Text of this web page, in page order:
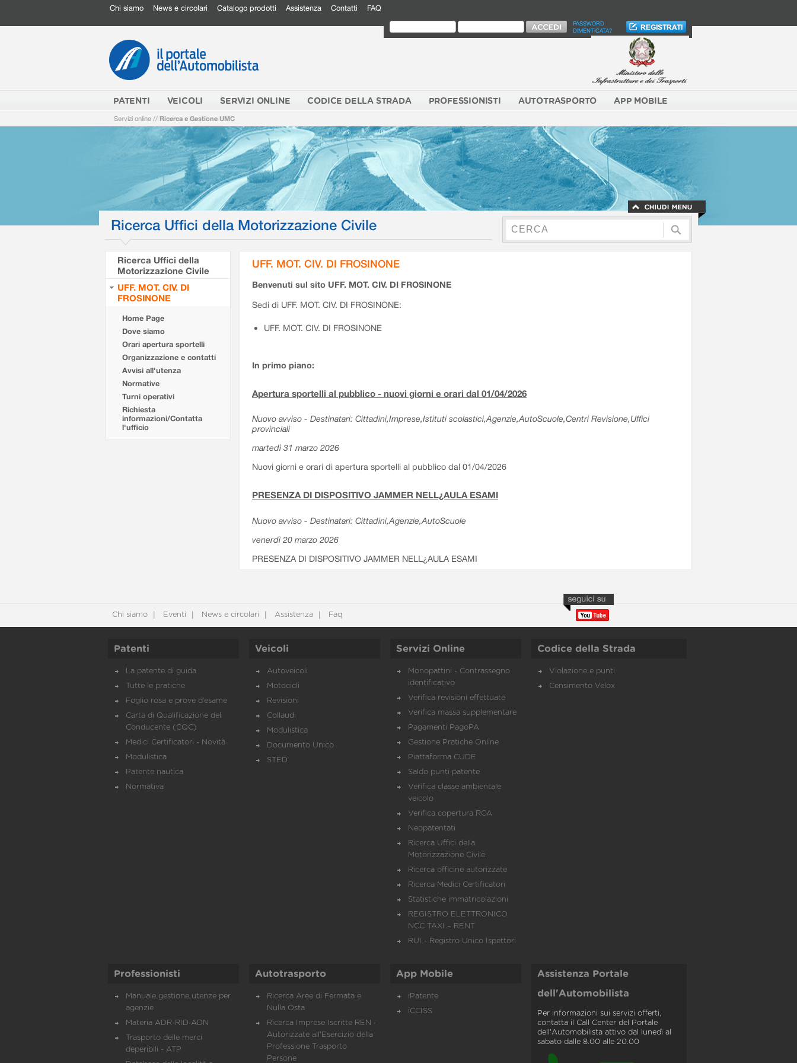
Chi siamo News e circolari Catalogo prodotti Assistenza Contatti FAQ
PASSWORD
DIMENTICATA?
PATENTI VEICOLI SERVIZI ONLINE CODICE DELLA STRADA PROFESSIONISTI AUTOTRASPORTO APP MOBILE
Servizi online // Ricerca e Gestione UMC
Ricerca Uffici della Motorizzazione Civile
Ricerca Uffici della
Motorizzazione Civile
UFF. MOT. CIV. DI
FROSINONE
Home Page
Dove siamo
Orari apertura sportelli
Organizzazione e contatti
Avvisi all'utenza
Normative
Turni operativi
Richiesta
informazioni/Contatta
l'ufficio
UFF. MOT. CIV. DI FROSINONE
Benvenuti sul sito UFF. MOT. CIV. DI FROSINONE
Sedi di UFF. MOT. CIV. DI FROSINONE:
UFF. MOT. CIV. DI FROSINONE
In primo piano:
Apertura sportelli al pubblico - nuovi giorni e orari dal 01/04/2026
Nuovo avviso - Destinatari: Cittadini,Imprese,Istituti scolastici,Agenzie,AutoScuole,Centri Revisione,Uffici
provinciali
martedì 31 marzo 2026
Nuovi giorni e orari di apertura sportelli al pubblico dal 01/04/2026
PRESENZA DI DISPOSITIVO JAMMER NELL¿AULA ESAMI
Nuovo avviso - Destinatari: Cittadini,Agenzie,AutoScuole
venerdì 20 marzo 2026
PRESENZA DI DISPOSITIVO JAMMER NELL¿AULA ESAMI
Chi siamo Eventi News e circolari Assistenza Faq
Patenti
La patente di guida
Tutte le pratiche
Foglio rosa e prove d’esame
Carta di Qualificazione del
Conducente (CQC)
Medici Certificatori - Novità
Modulistica
Patente nautica
Normativa
Veicoli
Autoveicoli
Motocicli
Revisioni
Collaudi
Modulistica
Documento Unico
STED
Servizi Online
Monopattini - Contrassegno
identificativo
Verifica revisioni effettuate
Verifica massa supplementare
Pagamenti PagoPA
Gestione Pratiche Online
Piattaforma CUDE
Saldo punti patente
Verifica classe ambientale
veicolo
Verifica copertura RCA
Neopatentati
Ricerca Uffici della
Motorizzazione Civile
Ricerca officine autorizzate
Ricerca Medici Certificatori
Statistiche immatricolazioni
REGISTRO ELETTRONICO
NCC TAXI – RENT
RUI - Registro Unico Ispettori
Codice della Strada
Violazione e punti
Censimento Velox
Professionisti
Manuale gestione utenze per
agenzie
Materia ADR-RID-ADN
Trasporto delle merci
deperibili - ATP
Autotrasporto
Ricerca Aree di Fermata e
Nulla Osta
Ricerca Imprese Iscritte REN -
Autorizzate all'Esercizio della
Professione Trasporto
Persone
App Mobile
iPatente
iCCISS
Assistenza Portale
dell'Automobilista
Per informazioni sui servizi offerti,
contatta il Call Center del Portale
dell'Automobilista attivo dal lunedì al
sabato dalle 8.00 alle 20.00